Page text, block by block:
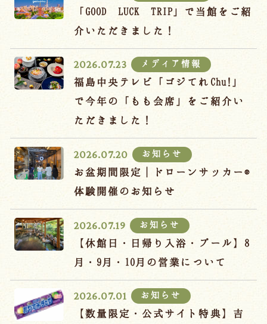
「GOOD LUCK TRIP」で当館をご紹
介いただきました！
2026.07.23 メディア情報
福島中央テレビ「ゴジてれChu!」
で今年の「もも会席」をご紹介い
ただきました！
2026.07.20 お知らせ
お盆期間限定｜ドローンサッカー®
体験開催のお知らせ
2026.07.19 お知らせ
【休館日・日帰り入浴・プール】8
月・9月・10月の営業について
2026.07.01 お知らせ
【数量限定・公式サイト特典】吉
キャンセルポリシー
宿泊約款
オンラインショップ
吉川屋×温泉むすめ
Follow us
Tel.024-542-2226/ 9:00~18:00
Language